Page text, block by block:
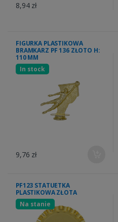
8,94 zł
FIGURKA PLASTIKOWA
BRAMKARZ PF 136 ZŁOTO H:
110 MM
In stock
9,76 zł
PF123 STATUETKA
PLASTIKOWA ZŁOTA
Na stanie